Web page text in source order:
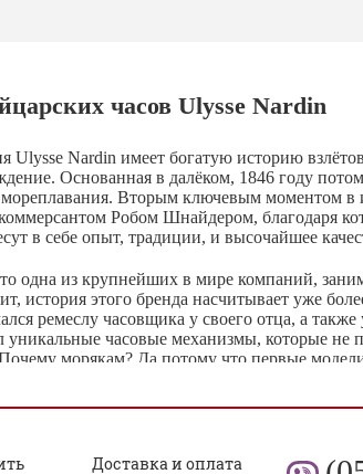
часов Ulysse Nardin
Ulysse Nardin имеет богатую историю
Основанная в далёком, 1846 году
Вторым ключевым моментом в
Робом Шнайдером, благодаря
в себе опыт, традиции, и высочайшее
одна из крупнейших в мире компаний,
история этого бренда насчитывает уже
ремеслу часовщика у своего отца, а
уникальные часовые механизмы, которые
морякам? Да потому что первые
технологий, смелых идей и очень
Доставка и оплата